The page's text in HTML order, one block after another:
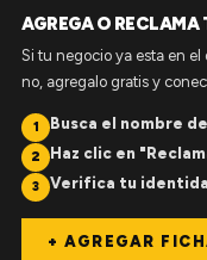
AGREGA O RECLAMA
Si tu negocio ya esta en
no, agregalo gratis y
1 Busca el nombre
2 Haz clic en
3 Verifica tu
+ AGREGAR